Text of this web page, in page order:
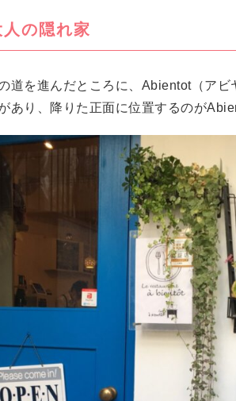
の隠れ家
道を進んだところに、Abientot（アビ
あり、降りた正面に位置するのが